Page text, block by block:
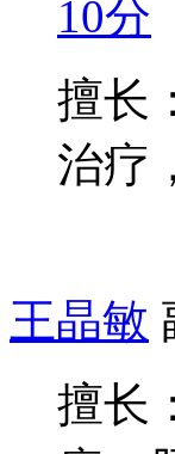
10分
擅长
治疗
王晶敏
擅长